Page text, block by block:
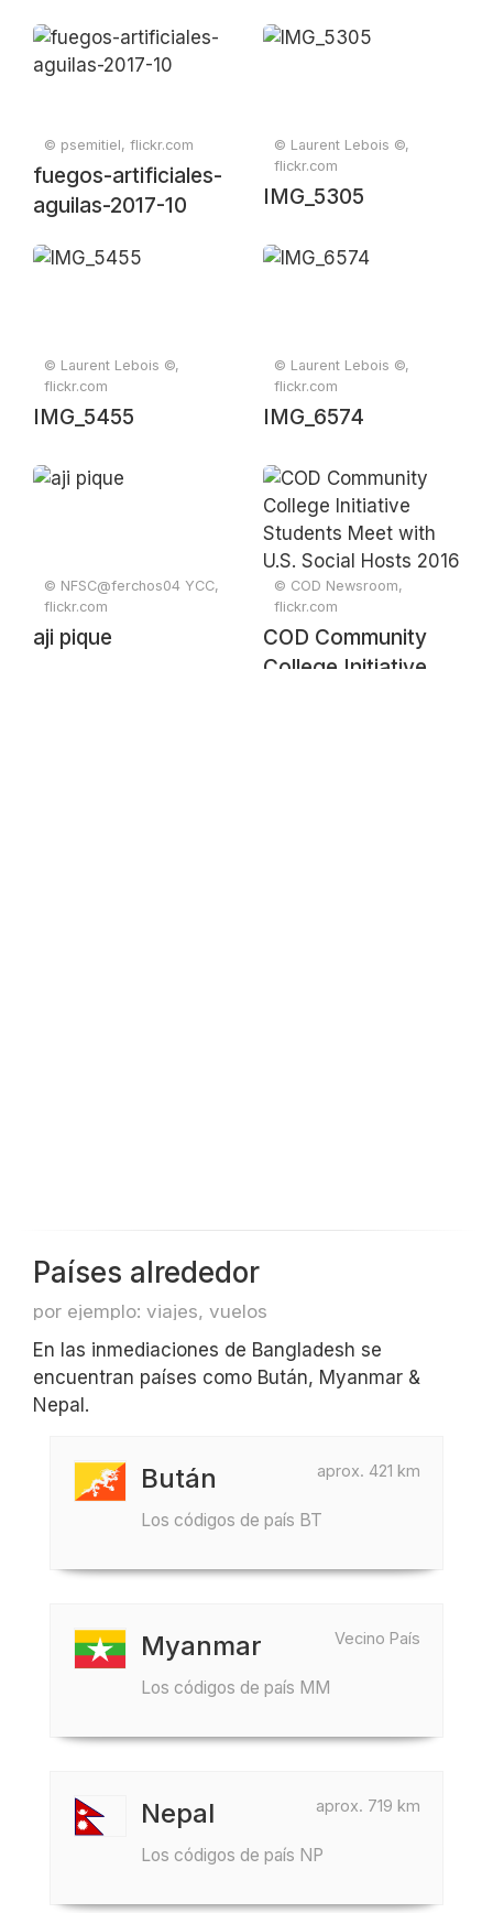
© psemitiel, flickr.com
fuegos-artificiales-
aguilas-2017-10
© Laurent Lebois ©,
flickr.com
IMG_5305
© Laurent Lebois ©,
flickr.com
IMG_5455
© Laurent Lebois ©,
flickr.com
IMG_6574
© NFSC@ferchos04 YCC,
flickr.com
aji pique
© COD Newsroom,
flickr.com
COD Community
College Initiative
Países alrededor
por ejemplo: viajes, vuelos
En las inmediaciones de Bangladesh se
encuentran países como Bután, Myanmar &
Nepal.
aprox. 421 km
Bután
Los códigos de país BT
Vecino País
Myanmar
Los códigos de país MM
aprox. 719 km
Nepal
Los códigos de país NP